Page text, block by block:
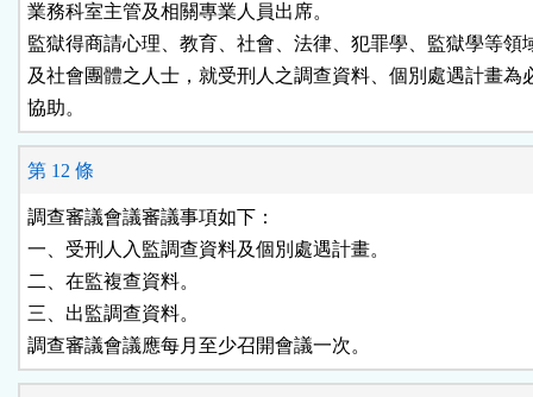
業務科室主管及相關專業人員出席。
監獄得商請心理、教育、社會、法律、犯罪學、監獄學等領
及社會團體之人士，就受刑人之調查資料、個別處遇計畫為
協助。
第 12 條
調查審議會議審議事項如下：
一、受刑人入監調查資料及個別處遇計畫。
二、在監複查資料。
三、出監調查資料。
調查審議會議應每月至少召開會議一次。